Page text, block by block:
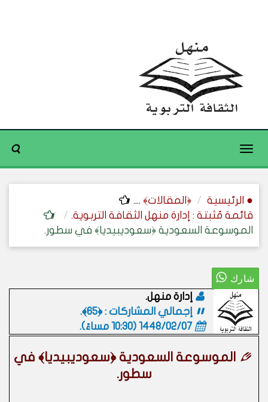
Toggle
● الرئيسية ﴿المقالات﴾ ....
قائمة مُثبتة : إدارة منهل الثقافة التربوية.
الموسوعة السعودية ﴿سعوديبيديا﴾ في سطور.
إدارة منهل.
إجمالي المشاركات : ﴿65﴾.
1448/02/07 (10:30 مساءً)
.
الموسوعة السعودية ﴿سعوديبيديا﴾ في
سطور.